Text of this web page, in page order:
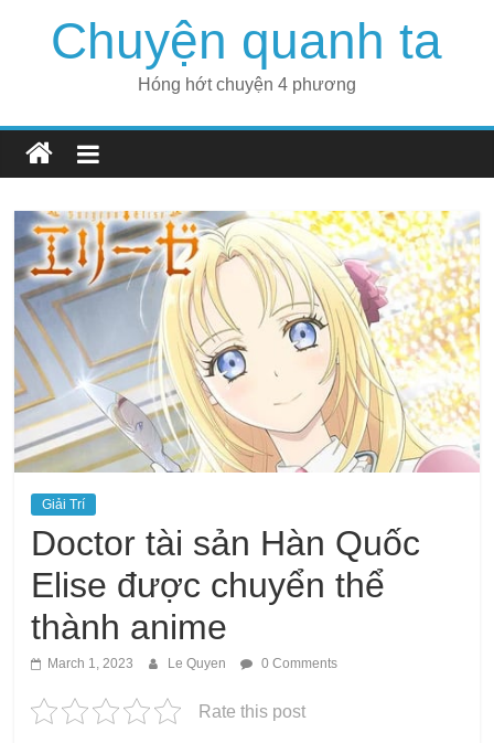
Chuyện quanh ta
Hóng hớt chuyện 4 phương
Giải Trí
Doctor tài sản Hàn Quốc
Elise được chuyển thể
thành anime
March 1, 2023 Le Quyen 0 Comments
Rate this post